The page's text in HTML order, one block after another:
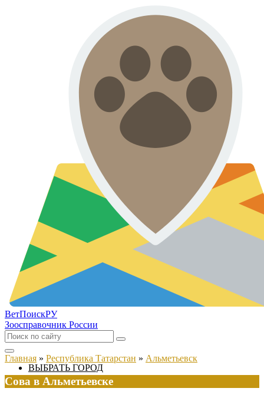
ВетПоискРУ
Зоосправочник России
ВЫБРАТЬ ГОРОД
Главная » Республика Татарстан » Альметьевск
Сова в Альметьевске